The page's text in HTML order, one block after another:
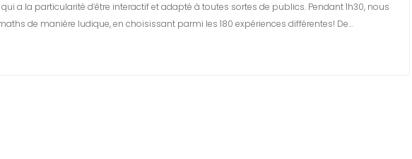
a la particularité d’être interactif et adapté à toutes sortes de publics. Pendant 1h30, nous
de manière ludique, en choisissant parmi les 180 expériences différentes! De…